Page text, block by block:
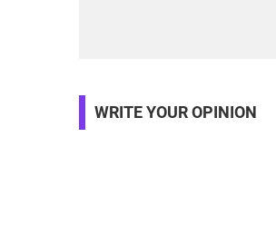
WRITE YOUR OPINION